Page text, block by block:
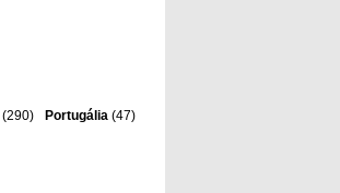
(290) Portugália (47)